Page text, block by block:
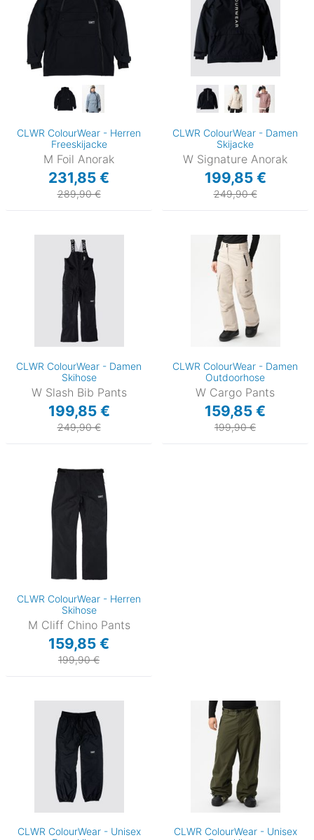
CLWR ColourWear - Herren
Freeskijacke
M Foil Anorak
231,85 €
289,90 €
CLWR ColourWear - Damen
Skijacke
W Signature Anorak
199,85 €
249,90 €
CLWR ColourWear - Damen
Skihose
W Slash Bib Pants
199,85 €
249,90 €
CLWR ColourWear - Damen
Outdoorhose
W Cargo Pants
159,85 €
199,90 €
CLWR ColourWear - Herren
Skihose
M Cliff Chino Pants
159,85 €
199,90 €
CLWR ColourWear - Unisex
CLWR ColourWear - Unisex